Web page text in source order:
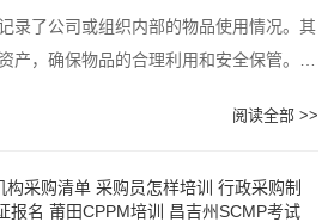
录了公司或组织内部的物品使用情况。其
产，确保物品的合理利用和安全保管。该
阅读全部 >>
构采购清单 采购员怎样培训 行政采购制
报名 莆田CPPM培训 昌吉州SCMP考试